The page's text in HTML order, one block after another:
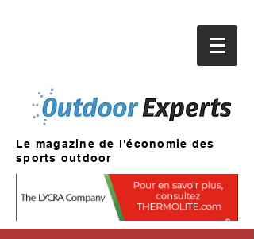
Le magazine de l'économie des
sports outdoor